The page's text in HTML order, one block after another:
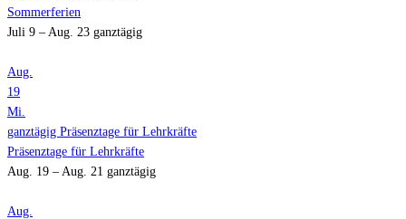
Sommerferien
Juli 9 – Aug. 23 ganztägig
Aug.
19
Mi.
ganztägig Präsenztage für Lehrkräfte
Präsenztage für Lehrkräfte
Aug. 19 – Aug. 21 ganztägig
Aug.